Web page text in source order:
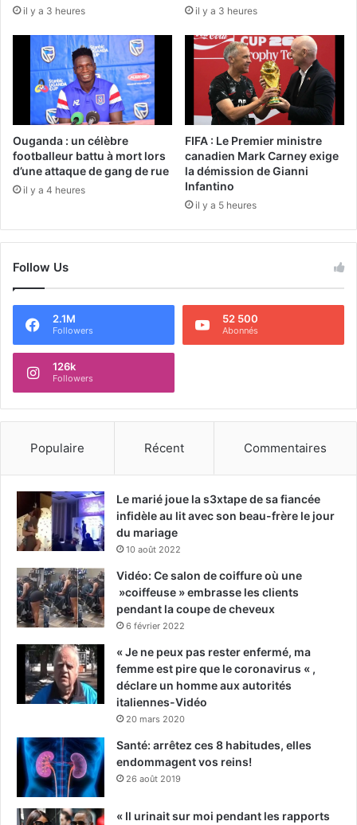
il y a 3 heures il y a 3 heures
Ouganda : un célèbre
footballeur battu à mort lors
d’une attaque de gang de rue
il y a 4 heures
FIFA : Le Premier ministre
canadien Mark Carney exige
la démission de Gianni
Infantino
il y a 5 heures
Follow Us
2.1M
Followers
52 500
Abonnés
126k
Followers
Populaire Récent Commentaires
Le marié joue la s3xtape de sa fiancée
infidèle au lit avec son beau-frère le jour
du mariage
10 août 2022
Vidéo: Ce salon de coiffure où une
»coiffeuse » embrasse les clients
pendant la coupe de cheveux
6 février 2022
« Je ne peux pas rester enfermé, ma
femme est pire que le coronavirus « ,
déclare un homme aux autorités
italiennes-Vidéo
20 mars 2020
Santé: arrêtez ces 8 habitudes, elles
endommagent vos reins!
26 août 2019
« Il urinait sur moi pendant les rapports